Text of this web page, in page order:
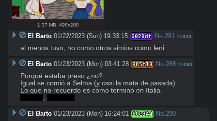
1.37 MB 498x280
El Barto 01/22/2023 (Sun) 19:33:15 6020df No. 281 >>323
al menos tuvo, no como otros simios como leni
El Barto 01/23/2023 (Mon) 03:41:28 985f19 No. 288 >>290
Porqué estaba preso ¿no?
Igual se comió a Selma (y casi la mata de pasada).
El Barto 01/23/2023 (Mon) 16:24:01 60ed44 No. 290